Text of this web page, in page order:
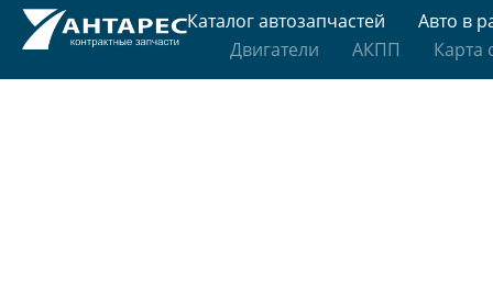
Каталог автозапчастей
Авто в
Двигатели
АКПП Карта